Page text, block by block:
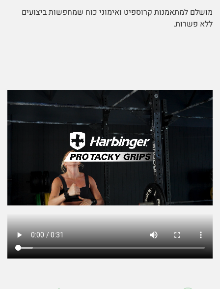
מושלם למתאמנות קרוספיט ואימוני כוח שמחפשות ביצועים
ללא פשרות.